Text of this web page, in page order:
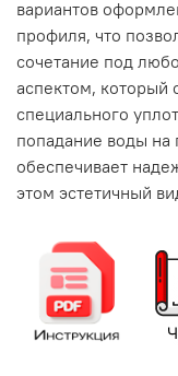
вариантов
профиля, что
сочетание под
аспектом, который
специального
попадание воды на
обеспечивает
этом эстетичный